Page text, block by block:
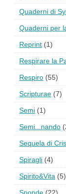
Quaderni di
Quaderni per
Reprint (1)
Respirare la
Respiro (55)
Scripturae (7)
Semi (1)
Semi...nando
Sequela di
Spiragli (4)
Spirito&Vita (5)